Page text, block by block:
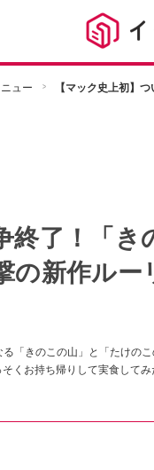
ュー 【マック史上初】
終了！「き
の新作ルー
「きのこの山」と「たけの
くお持ち帰りして実食して